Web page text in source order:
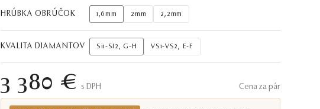
HRÚBKA OBRÚČOK 1,6mm 2mm 2,2mm
KVALITA DIAMANTOV Si1-SI2, G-H VS1-VS2, E-F
3 380 € S DPH Cena za pár